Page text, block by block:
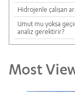
Hidrojenle çalışan
Umut mu yoksa
analiz gerektirir?
Most